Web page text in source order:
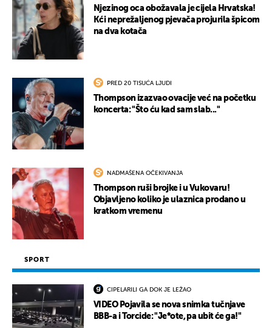
Njezinog oca obožavala je cijela Hrvatska!
Kći neprežaljenog pjevača projurila špicom
na dva kotača
PRED 20 TISUĆA LJUDI
Thompson izazvao ovacije već na početku
koncerta: "Što ću kad sam slab..."
NADMAŠENA OČEKIVANJA
Thompson ruši brojke i u Vukovaru!
Objavljeno koliko je ulaznica prodano u
kratkom vremenu
SPORT
CIPELARILI GA DOK JE LEŽAO
VIDEO Pojavila se nova snimka tučnjave
BBB-a i Torcide: "Je*ote, pa ubit će ga!"